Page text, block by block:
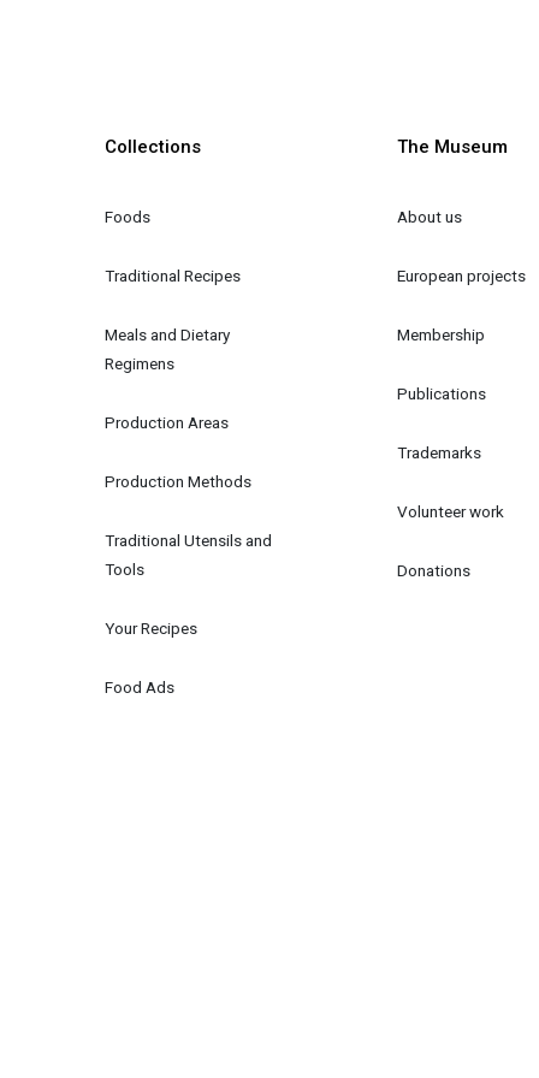
Collections
Foods
Traditional Recipes
Meals and Dietary
Regimens
Production Areas
Production Methods
Traditional Utensils and
Tools
Your Recipes
Food Ads
The Museum
About us
European projects
Membership
Publications
Trademarks
Volunteer work
Donations